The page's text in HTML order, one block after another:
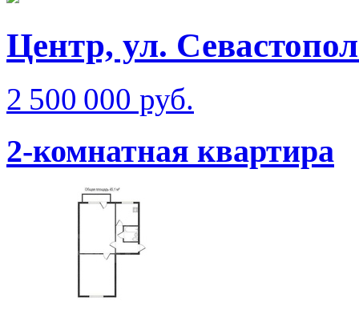
Центр, ул.
2 500 000 руб.
2-комнатная квартира